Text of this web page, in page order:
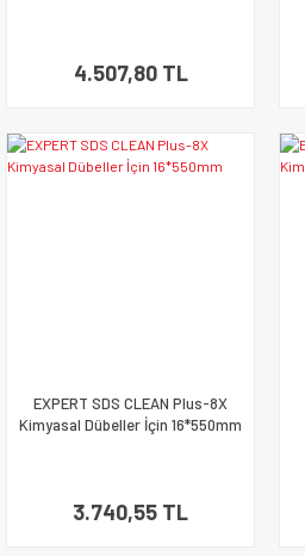
4.507,80 TL
EXPERT SDS CLEAN Plus-8X
Kimyasal Dübeller İçin 16*550mm
3.740,55 TL